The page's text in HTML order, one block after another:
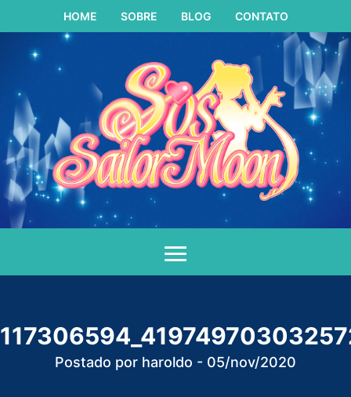
HOME SOBRE BLOG CONTATO
ANIME
MANGÁ
LIVE ACTION
MUSICAIS
Postado por haroldo - 05/nov/2020